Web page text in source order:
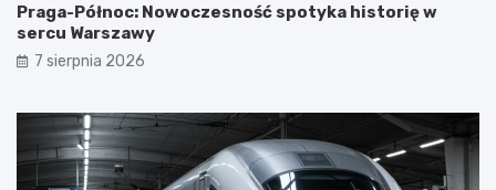
Praga-Północ: Nowoczesność spotyka historię w
sercu Warszawy
7 sierpnia 2026